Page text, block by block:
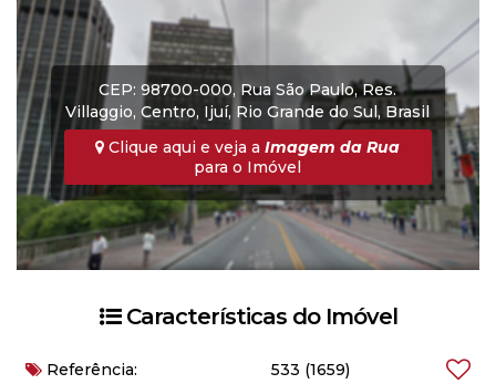
CEP: 98700-000, Rua São Paulo,Res.
Villaggio,Centro, Ijuí, Rio Grande do Sul, Brasil
Clique aqui e veja aImagem da Rua
para o Imóvel
Características do Imóvel
Referência: 533 (1659)